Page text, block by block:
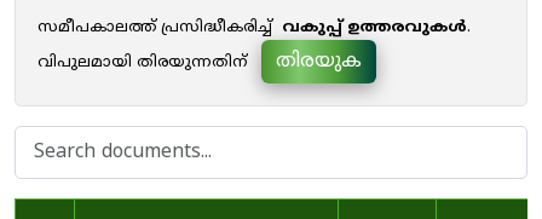
സമീപകാലത്ത് പ്രസിദ്ധീകരിച്ച് വകുപ്പ് ഉത്തരവുകൾ.
വിപുലമായി തിരയുന്നതിന്
തിരയുക